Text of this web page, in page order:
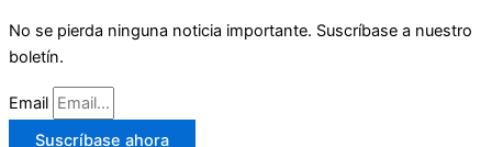
No se pierda ninguna noticia importante. Suscríbase a nuestro
boletín.
Email
Suscríbase ahora